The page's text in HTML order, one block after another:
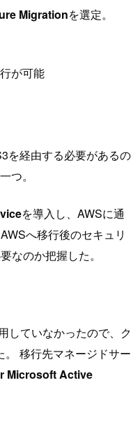
Migrationを選定。
が可能
を経由する必要があるの
つ。
を導入し、AWSに通
へ移行後のセキュリ
なのか把握した。
していなかったので、ク
移行先マネージドサー
Microsoft Active